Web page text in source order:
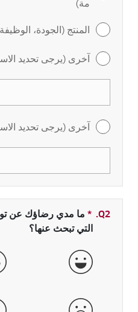
مة)
المنتج (الجودة،
آخرى (يرجى تحديد
آخرى (يرجى تحديد
Q2.
* حقل مطلوب
ما مدي رضاؤك عن
التي تبحث عنها؟
جيدة جداً
سيئة